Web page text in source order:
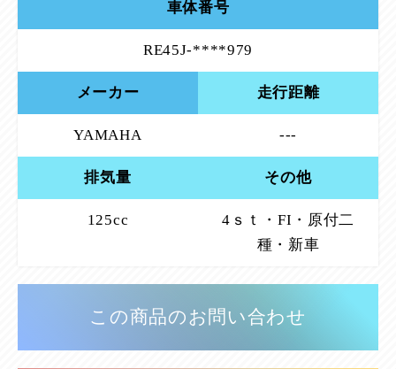
車体番号
RE45J-****979
メーカー
YAMAHA
走行距離
---
排気量
125cc
その他
4ｓｔ・FI・原付二
種・新車
この商品のお問い合わせ